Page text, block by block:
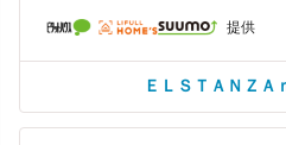
提供
ＥＬＳＴＡＮＺＡ